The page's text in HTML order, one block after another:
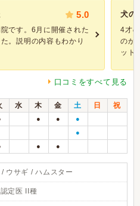
5.0
です。6月に開催された
。説明の内容もわかり
犬の
4才
のか
ット
口コミをすべて見る
水 木 金 土 日
祝
● ● ●
●
● ●
ウサギ / ハムスター
定医 II種